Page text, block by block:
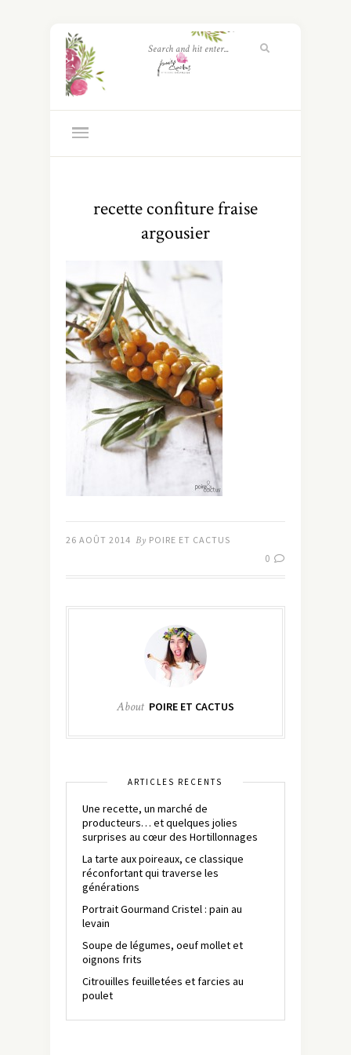
recette confiture fraise
argousier
26 AOÛT 2014 By POIRE ET CACTUS
0
About POIRE ET CACTUS
ARTICLES RÉCENTS
Une recette, un marché de
producteurs… et quelques jolies
surprises au cœur des Hortillonnages
La tarte aux poireaux, ce classique
réconfortant qui traverse les
générations
Portrait Gourmand Cristel : pain au
levain
Soupe de légumes, oeuf mollet et
oignons frits
Citrouilles feuilletées et farcies au
poulet